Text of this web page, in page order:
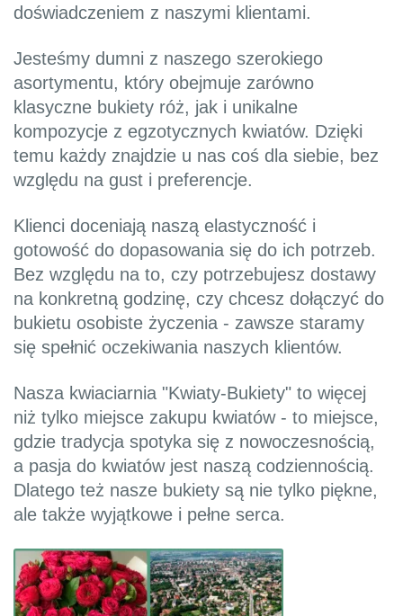
doświadczeniem z naszymi klientami.
Jesteśmy dumni z naszego szerokiego
asortymentu, który obejmuje zarówno
klasyczne bukiety róż, jak i unikalne
kompozycje z egzotycznych kwiatów. Dzięki
temu każdy znajdzie u nas coś dla siebie, bez
względu na gust i preferencje.
Klienci doceniają naszą elastyczność i
gotowość do dopasowania się do ich potrzeb.
Bez względu na to, czy potrzebujesz dostawy
na konkretną godzinę, czy chcesz dołączyć do
bukietu osobiste życzenia - zawsze staramy
się spełnić oczekiwania naszych klientów.
Nasza kwiaciarnia "Kwiaty-Bukiety" to więcej
niż tylko miejsce zakupu kwiatów - to miejsce,
gdzie tradycja spotyka się z nowoczesnością,
a pasja do kwiatów jest naszą codziennością.
Dlatego też nasze bukiety są nie tylko piękne,
ale także wyjątkowe i pełne serca.